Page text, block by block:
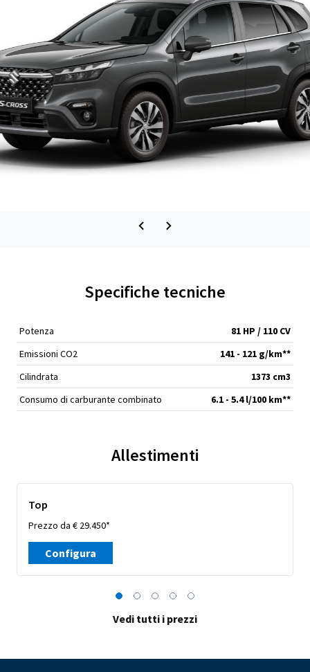
Specifiche tecniche
Potenza
81 HP / 110 CV
Emissioni CO2
141 - 121 g/km**
Cilindrata
1373 cm3
Consumo di carburante combinato
6.1 - 5.4 l/100 km**
Allestimenti
Top
Prezzo da € 29.450*
Configura
Vedi tutti i prezzi